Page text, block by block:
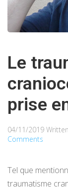
Le
prise
04/11/2019
Comments
Tel que
traumatisme